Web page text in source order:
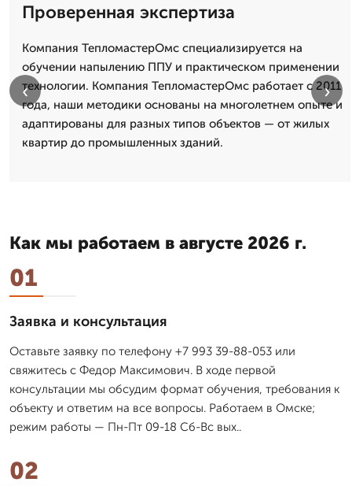
Проверенная экспертиза
Компания ТепломастерОмс специализируется на
обучении напылению ППУ и практическом применении
технологии. Компания ТепломастерОмс работает с 2011
года, наши методики основаны на многолетнем опыте и
адаптированы для разных типов объектов — от жилых
квартир до промышленных зданий.
‹ ›
Как мы работаем в августе 2026 г.
01
Заявка и консультация
Оставьте заявку по телефону +7 993 39-88-053 или
свяжитесь с Федор Максимович. В ходе первой
консультации мы обсудим формат обучения, требования к
объекту и ответим на все вопросы. Работаем в Омске;
режим работы — Пн-Пт 09-18 Сб-Вс вых..
02